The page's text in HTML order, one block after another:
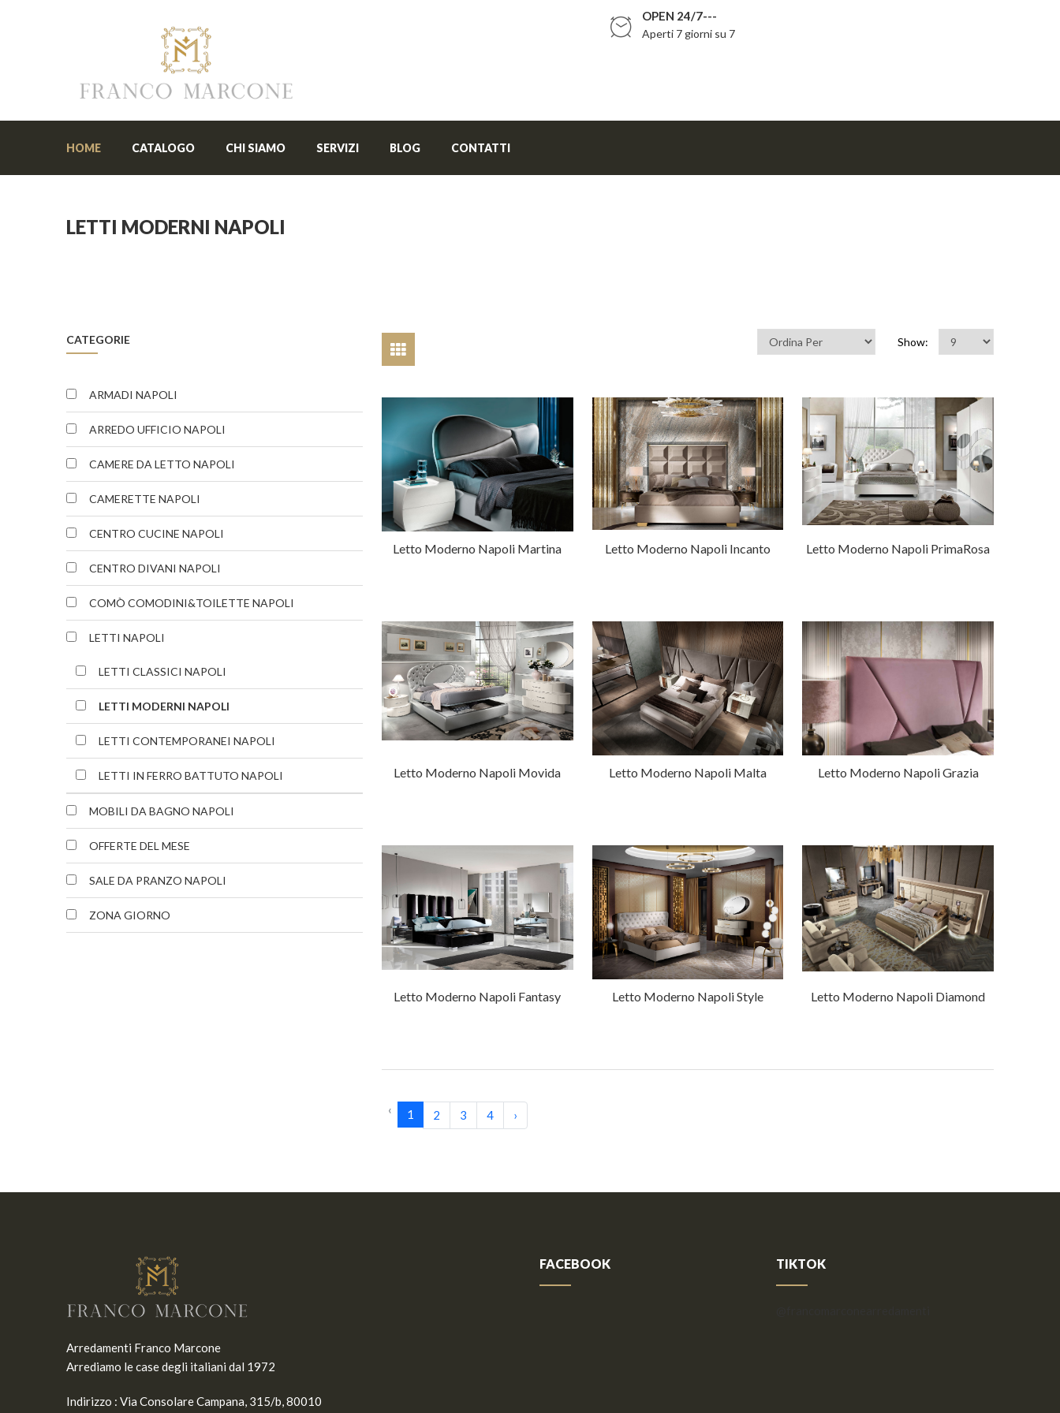
OPEN 24/7---
Aperti 7 giorni su 7
HOME CATALOGO CHI SIAMO SERVIZI BLOG CONTATTI
LETTI MODERNI NAPOLI
CATEGORIE
ARMADI NAPOLI
ARREDO UFFICIO NAPOLI
CAMERE DA LETTO NAPOLI
CAMERETTE NAPOLI
CENTRO CUCINE NAPOLI
CENTRO DIVANI NAPOLI
COMÒ COMODINI&TOILETTE NAPOLI
LETTI NAPOLI
LETTI CLASSICI NAPOLI
LETTI MODERNI NAPOLI
LETTI CONTEMPORANEI NAPOLI
LETTI IN FERRO BATTUTO NAPOLI
MOBILI DA BAGNO NAPOLI
OFFERTE DEL MESE
SALE DA PRANZO NAPOLI
ZONA GIORNO
Show:
Letto Moderno Napoli Martina Letto Moderno Napoli Incanto Letto Moderno Napoli PrimaRosa
Letto Moderno Napoli Movida Letto Moderno Napoli Malta Letto Moderno Napoli Grazia
Letto Moderno Napoli Fantasy Letto Moderno Napoli Style Letto Moderno Napoli Diamond
‹ 1 2 3 4 ›
Arredamenti Franco Marcone
Arrediamo le case degli italiani dal 1972
Indirizzo : Via Consolare Campana, 315/b, 80010
FACEBOOK TIKTOK